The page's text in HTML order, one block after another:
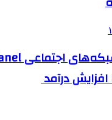
درآمد